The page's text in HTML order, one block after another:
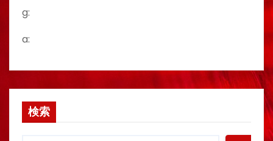
g:
a:
検索